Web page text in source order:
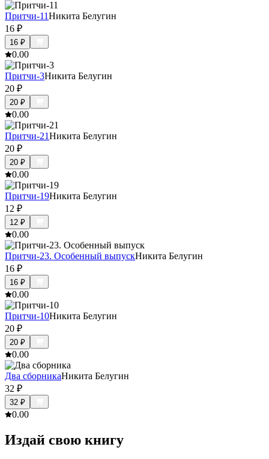
Притчи-11Никита Белугин
16 ₽
16 ₽
0.00
Притчи-3Никита Белугин
20 ₽
20 ₽
0.00
Притчи-21Никита Белугин
20 ₽
20 ₽
0.00
Притчи-19Никита Белугин
12 ₽
12 ₽
0.00
Притчи-23. Особенный выпускНикита Белугин
16 ₽
16 ₽
0.00
Притчи-10Никита Белугин
20 ₽
20 ₽
0.00
Два сборникаНикита Белугин
32 ₽
32 ₽
0.00
Издай свою книгу